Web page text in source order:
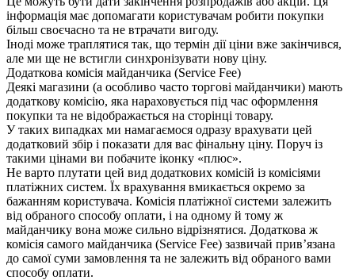
інформація має допомагати користувачам робити покупки
більш своєчасно та не втрачати вигоду.
Іноді може траплятися так, що термін дії ціни вже закінчився,
але ми ще не встигли синхронізувати нову ціну.
Додаткова комісія майданчика (Service Fee)
Деякі магазини (а особливо часто торгові майданчики) мають
додаткову комісію, яка нараховується під час оформлення
покупки та не відображається на сторінці товару.
У таких випадках ми намагаємося одразу врахувати цей
додатковий збір і показати для вас фінальну ціну. Поруч із
такими цінами ви побачите іконку «плюс».
Не варто плутати цей вид додаткових комісій із комісіями
платіжних систем. Їх врахування вмикається окремо за
бажанням користувача. Комісія платіжної системи залежить
від обраного способу оплати, і на одному й тому ж
майданчику вона може сильно відрізнятися. Додаткова ж
комісія самого майданчика (Service Fee) зазвичай прив’язана
до самої суми замовлення та не залежить від обраного вами
способу оплати.